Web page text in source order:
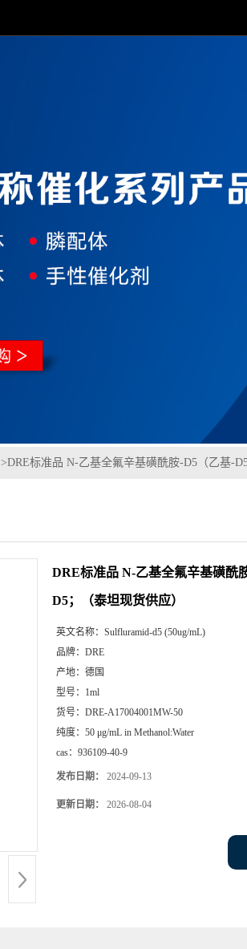
>DRE标准品 N-乙基全氟辛基磺酰胺-D5（乙基-
DRE标准品 N-乙基全氟辛基磺酰
D5；（泰坦现货供应）
英文名称： Sulfluramid-d5 (50ug/mL)
品牌： DRE
产地： 德国
型号： 1ml
货号： DRE-A17004001MW-50
纯度： 50 μg/mL in Methanol:Water
cas： 936109-40-9
发布日期： 2024-09-13
更新日期： 2026-08-04